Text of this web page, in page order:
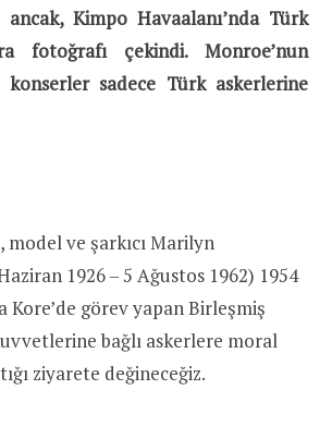
Kimpo Havaalanı’nda Türk
fotoğrafı çekindi. Monroe’nun
konserler sadece Türk askerlerine
model ve şarkıcı Marilyn
1926 – 5 Ağustos 1962) 1954
Kore’de görev yapan Birleşmiş
bağlı askerlere moral
ziyarete değineceğiz.